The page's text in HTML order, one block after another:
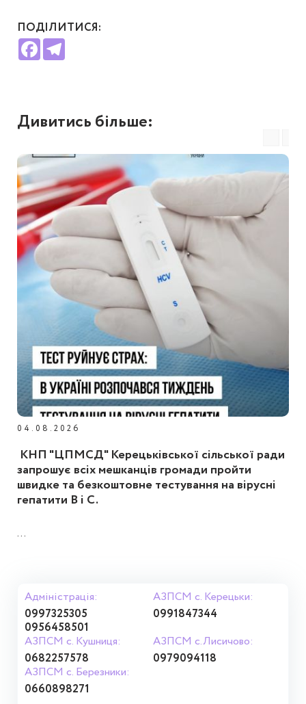
ПОДІЛИТИСЯ:
Facebook
Дивитись більше:
04.08.2026
КНП "ЦПМСД" Керецьківської сільської ради
запрошує всіх мешканців громади пройти
швидке та безкоштовне тестування на вірусні
гепатити B і C.
...
Адміністрація:
0997325305
0956458501
АЗПСМ с. Керецьки:
0991847344
АЗПСМ с. Кушниця:
0682257578
АЗПСМ с.Лисичово:
0979094118
АЗПСМ с. Березники:
0660898271